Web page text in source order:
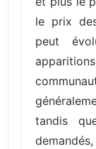
le prix
peut
tandis